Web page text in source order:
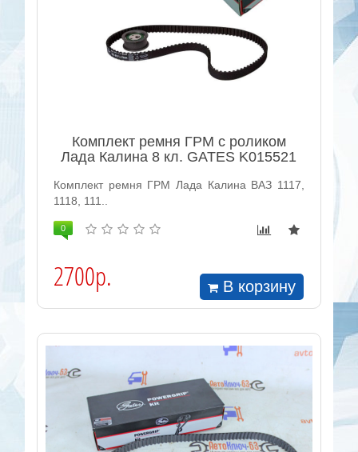
Комплект ремня ГРМ с роликом
Лада Калина 8 кл. GATES K015521
Комплект ремня ГРМ Лада Калина ВАЗ 1117,
1118, 111..
0
2700р. В корзину